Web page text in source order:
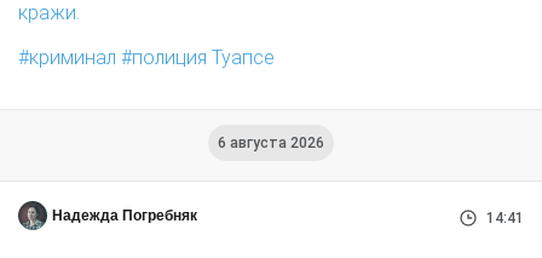
кражи.
криминал
полиция Туапсе
6 августа 2026
Надежда Погребняк 14:41